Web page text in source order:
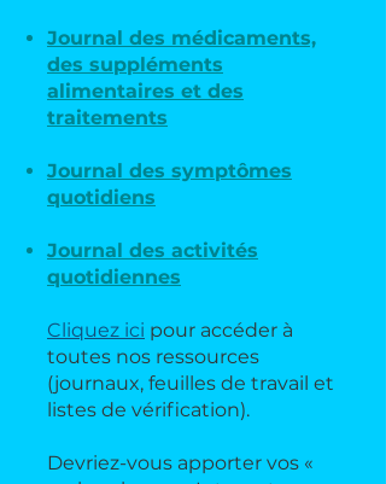
Journal des médicaments,
des suppléments
alimentaires et des
traitements
Journal des symptômes
quotidiens
Journal des activités
quotidiennes
Cliquez ici pour accéder à
toutes nos ressources
(journaux, feuilles de travail et
listes de vérification).
Devriez-vous apporter vos «